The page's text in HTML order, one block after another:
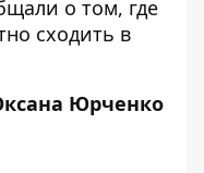
о том, где
сходить в
Юрченко